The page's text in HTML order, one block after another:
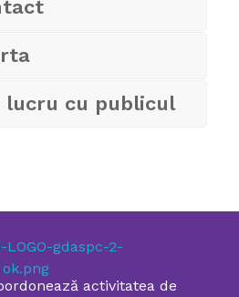
lucru cu publicul
activitatea de